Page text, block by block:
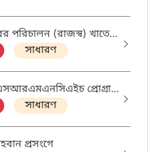
পরিচালন (রাজস্ব) খাতে
(এপিপি) প্রণয়ন প্রসঙ্গে
সাধারণ
প্রোগ্রাম
'মিডওয়াইফ' এবং
পদের নিয়োগ
তালিকা
সাধারণ
প্রসংগে